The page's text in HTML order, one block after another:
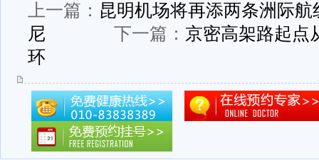
上一篇： 昆明机场将再添两条洲际
尼
下一篇： 京密高架路起点
环